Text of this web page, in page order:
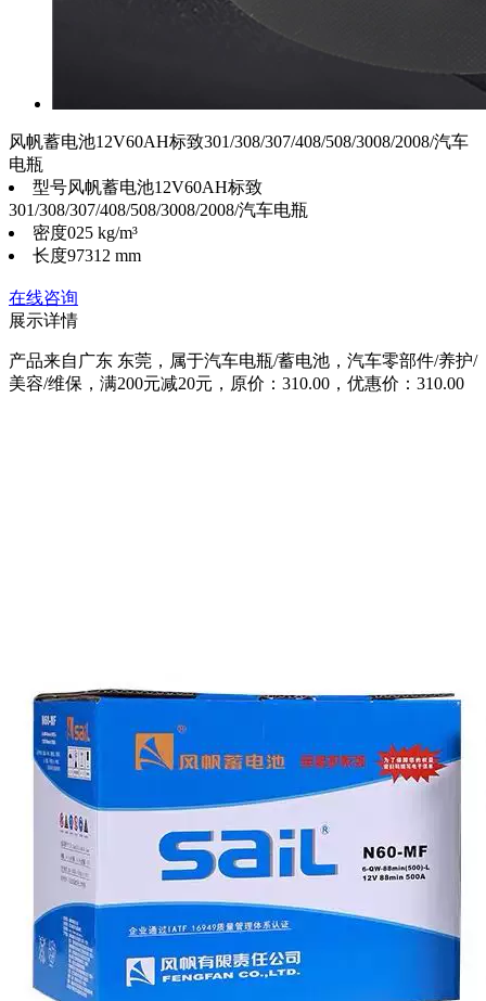
风帆蓄电池12V60AH标致301/308/307/408/508/3008/2008/汽车
电瓶
型号风帆蓄电池12V60AH标致
301/308/307/408/508/3008/2008/汽车电瓶
密度025 kg/m³
长度97312 mm
在线咨询
展示详情
产品来自广东 东莞，属于汽车电瓶/蓄电池，汽车零部件/养护/
美容/维保，满200元减20元，原价：310.00，优惠价：310.00